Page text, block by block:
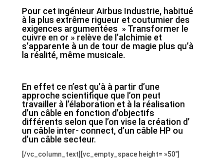
Pour cet ingénieur Airbus Industrie, habitué
à la plus extrême rigueur et coutumier des
exigences argumentées » Transformer le
cuivre en or » relève de l’alchimie et
s’apparente à un de tour de magie plus qu’à
la réalité, même musicale.
En effet ce n’est qu’à à partir d’une
approche scientifique que l’on peut
travailler à l’élaboration et à la réalisation
d’un câble en fonction d’objectifs
différents selon que l’on vise la création d’
un câble inter- connect, d’un câble HP ou
d’un câble secteur.
[/vc_column_text][vc_empty_space height= »50″]